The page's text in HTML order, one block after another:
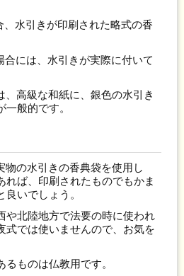
、水引きが印刷された略式の香
合には、水引きが実際に付いて
、高級な和紙に、銀色の水引き
一般的です。
物の水引きの香典袋を使用し
れば、印刷されたものでもかま
いでしょう。
や北陸地方で法要の時に使われ
式では使いませんので、お気を
ものは仏教用です。